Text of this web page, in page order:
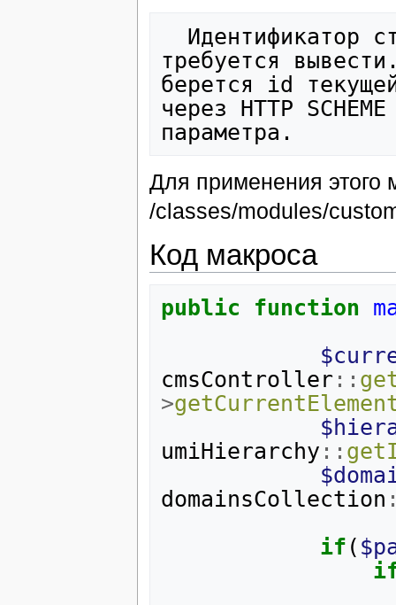
требуется
берется id
через HTTP
Для применения этого
/classes/modules/
Код макроса
public function
cmsController ::
>
umiHierarchy ::
domainsCollection
if (